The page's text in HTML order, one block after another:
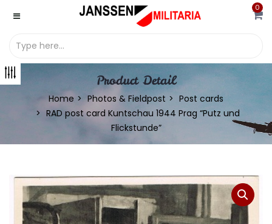
0
Product Detail
Home Photos & Fieldpost
Post cards
RAD post card Kuntschau 1944 Prag “Putz und
Flickstunde”